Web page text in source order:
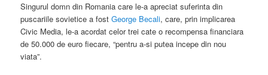
Singurul domn din Romania care le-a apreciat suferinta din
puscariile sovietice a fostGeorge Becali, care, prin implicarea
Civic Media, le-a acordat celor trei cate o recompensa financiara
de 50.000 de euro fiecare, “pentru a-si putea incepe din nou
viata”.